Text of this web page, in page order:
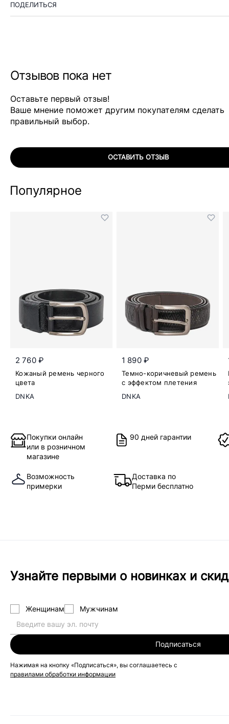
ПОДЕЛИТЬСЯ
Отзывов пока нет
Оставьте первый отзыв!
Ваше мнение поможет другим покупателям сделать
правильный выбор.
ОСТАВИТЬ ОТЗЫВ
Популярное
2 760 ₽
Кожаный ремень черного
цвета
DNKA
1 890 ₽
Темно-коричневый ремень
с эффектом плетения
DNKA
Покупки онлайн
или в розничном
магазине
90 дней гарантии
Возможность
примерки
Доставка по
Перми бесплатно
Узнайте первыми о новинках и
Женщинам Мужчинам
Подписаться
Нажимая на кнопку «Подписаться», вы соглашаетесь с
правилами обработки информации